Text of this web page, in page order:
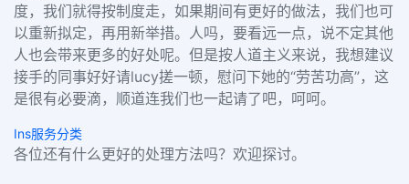
度，我们就得按制度走，如果期间有更好的做法，我们也可
以重新拟定，再用新举措。人吗，要看远一点，说不定其他
人也会带来更多的好处呢。但是按人道主义来说，我想建议
接手的同事好好请lucy搓一顿，慰问下她的“劳苦功高”，这
是很有必要滴，顺道连我们也一起请了吧，呵呵。
Ins服务分类
各位还有什么更好的处理方法吗？欢迎探讨。